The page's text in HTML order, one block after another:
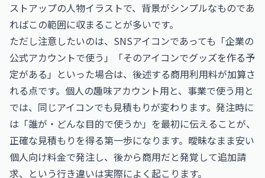
ストアップの人物イラストで、背景がシンプルなものであ
ればこの範囲に収まることが多いです。
ただし注意したいのは、SNSアイコンであっても「企業の
公式アカウントで使う」「そのアイコンでグッズを作る予
定がある」といった場合は、後述する商用利用料が加算さ
れる点です。個人の趣味アカウント用と、事業で使う用と
では、同じアイコンでも見積もりが変わります。発注時に
は「誰が・どんな目的で使うか」を最初に伝えることが、
正確な見積もりを得る第一歩になります。曖昧なまま安い
個人向け料金で発注し、後から商用だと発覚して追加請
求、という行き違いは実際によく起こります。